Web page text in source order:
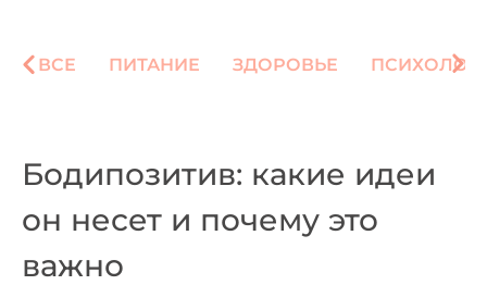
ВСЕ ПИТАНИЕ ЗДОРОВЬЕ
Бодипозитив: какие идеи
он несет и почему это
важно